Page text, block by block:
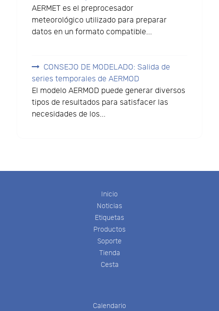
AERMET es el preprocesador
meteorológico utilizado para preparar
datos en un formato compatible...
CONSEJO DE MODELADO: Salida de
series temporales de AERMOD
El modelo AERMOD puede generar diversos
tipos de resultados para satisfacer las
necesidades de los...
Inicio
Noticias
Etiquetas
Productos
Soporte
Tienda
Cesta
Calendario